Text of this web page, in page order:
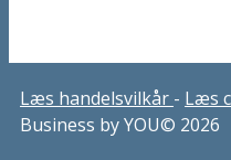
Læs handelsvilkår - Læs
Business by YOU© 2026